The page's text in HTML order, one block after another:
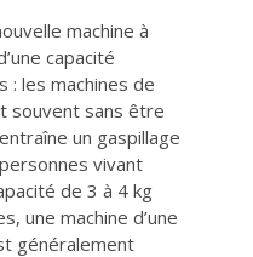
machine à
capacité
: les machines de
souvent sans être
un gaspillage
vivant
de 3 à 4 kg
une machine d’une
généralement